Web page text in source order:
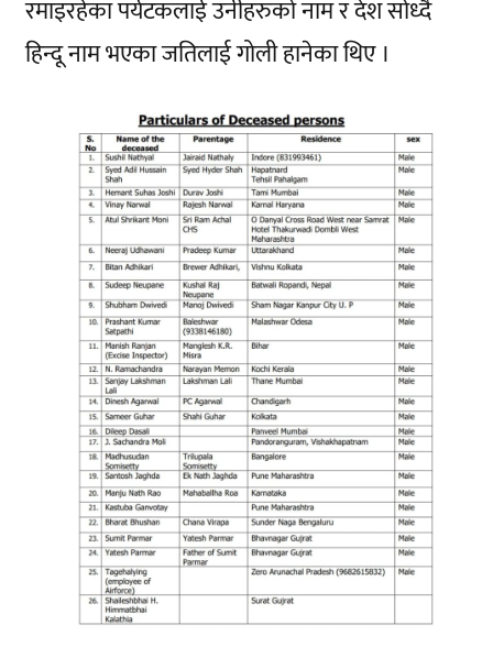
रमाइरहेका पर्यटकलाई उनीहरुको नाम र देश सोध्दै
हिन्दू नाम भएका जतिलाई गोली हानेका थिए ।